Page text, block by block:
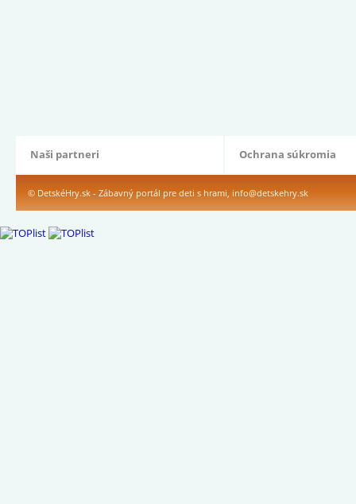
Naši partneri Ochrana súkromia
© DetskéHry.sk - Zábavný portál pre deti s hrami, info@detskehry.sk